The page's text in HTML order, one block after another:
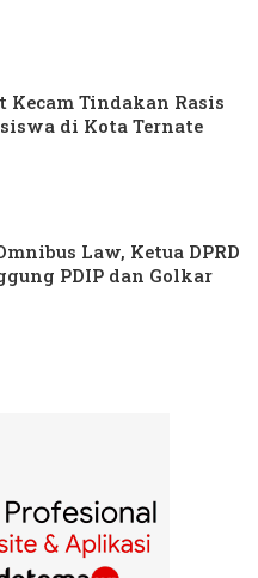
Kecam Tindakan Rasis
di Kota Ternate
Law, Ketua DPRD
PDIP dan Golkar